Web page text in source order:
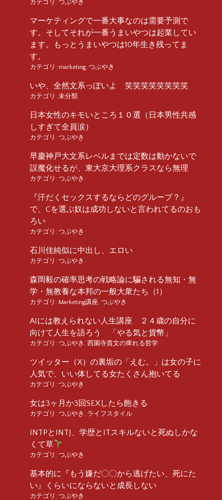
カテゴリ: つぶやき
マーケティングで一番大事なのは需要予測で
す。そしてそれが一番うまいやつは起業してい
ます。もっとうまいやつは10年生き残ってま
す。
カテゴリ: marketing つぶやき
いや、全然文系っぽいよ 笑笑笑笑笑笑笑笑
カテゴリ: 未分類
日本女性のキモいところ１０選（日本男性共感
しすぎて全員涙）
カテゴリ: つぶやき
早慶神戸大文系レベルまでは定数は動かないで
誤魔化せるが、東大京大理系クラスなら無理
カテゴリ: つぶやき
『汗だくセックスするならどのグループ？』
で、Cを選ぶ奴は成功しないと言われてるのおも
ろい
カテゴリ: つぶやき
石川佳純似に中出し、エロい
カテゴリ: つぶやき
森岡毅の確率思考の戦略論に騙される無知・無
学・無教養な本邦の一般大衆たち（1）
カテゴリ: Marketing講座 つぶやき
AIには教えられない人生講座 ２４歳の自分に
向けて人生を語ろう 「やる気と貨幣」
カテゴリ: つぶやき 西園寺貴文の痺れる哲学
ツイッター（X）の裏垢の「えむ。」は女の子に
人気で、いい体してる女たくさん抱いてる
カテゴリ: つぶやき
女は3ヶ月か3回SEXしたら飽きる
カテゴリ: つぶやき ライフスタイル
INTPとINTJ、学歴とITスキルないと死ぬしかな
くて草
カテゴリ: つぶやき
基本的に『もう嫌だ〇〇から逃げたい、死にた
い』くらいにならないと成長しない
カテゴリ: つぶやき